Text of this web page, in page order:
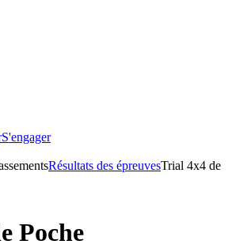
S'engager
Résultats des épreuvesTrial 4x4 de
Poche